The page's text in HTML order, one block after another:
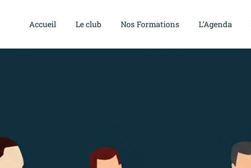
Accueil Le club Nos Formations L’Agenda